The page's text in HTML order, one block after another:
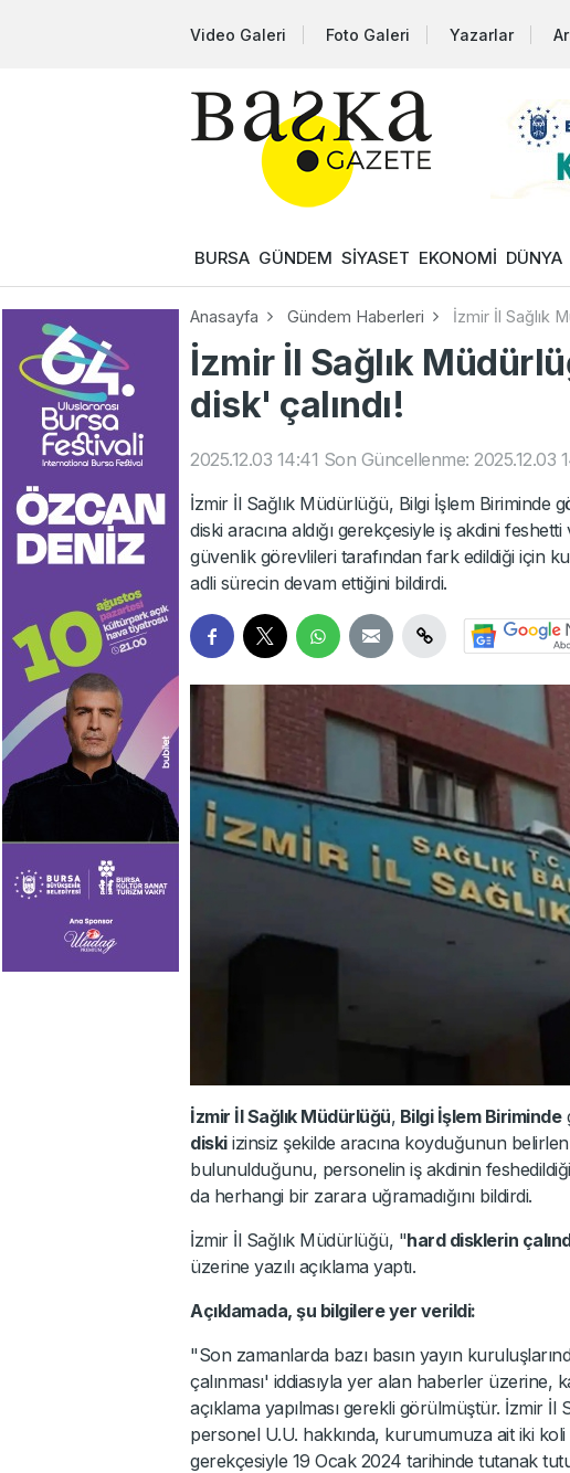
Video Galeri Foto Galeri Yazarlar
BURSA GÜNDEM SİYASET EKONOMİ DÜNYA
Anasayfa Gündem Haberleri İzmir İl Sağlık
İzmir İl Sağlık
disk' çalındı!
2025.12.03 14:41 Son Güncellenme: 2025.12.03
İzmir İl Sağlık Müdürlüğü, Bilgi İşlem Biriminde
diski aracına aldığı gerekçesiyle iş akdini
güvenlik görevlileri tarafından fark edildiği için
adli sürecin devam ettiğini bildirdi.
İzmir İl Sağlık Müdürlüğü, Bilgi İşlem Biriminde
diskiizinsiz şekilde aracına koyduğunun
bulunulduğunu, personelin iş akdinin
da herhangi bir zarara uğramadığını bildirdi.
İzmir İl Sağlık Müdürlüğü, "hard disklerin
üzerine yazılı açıklama yaptı.
Açıklamada, şu bilgilere yer verildi:
"Son zamanlarda bazı basın yayın
çalınması' iddiasıyla yer alan haberler
açıklama yapılması gerekli görülmüştür. İzmir
personel U.U. hakkında, kurumumuza ait iki
gerekçesiyle 19 Ocak 2024 tarihinde tutanak